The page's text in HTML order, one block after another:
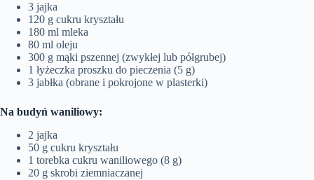
3 jajka
120 g cukru kryształu
180 ml mleka
80 ml oleju
300 g mąki pszennej (zwykłej lub półgrubej)
1 łyżeczka proszku do pieczenia (5 g)
3 jabłka (obrane i pokrojone w plasterki)
Na budyń waniliowy:
2 jajka
50 g cukru kryształu
1 torebka cukru waniliowego (8 g)
20 g skrobi ziemniaczanej